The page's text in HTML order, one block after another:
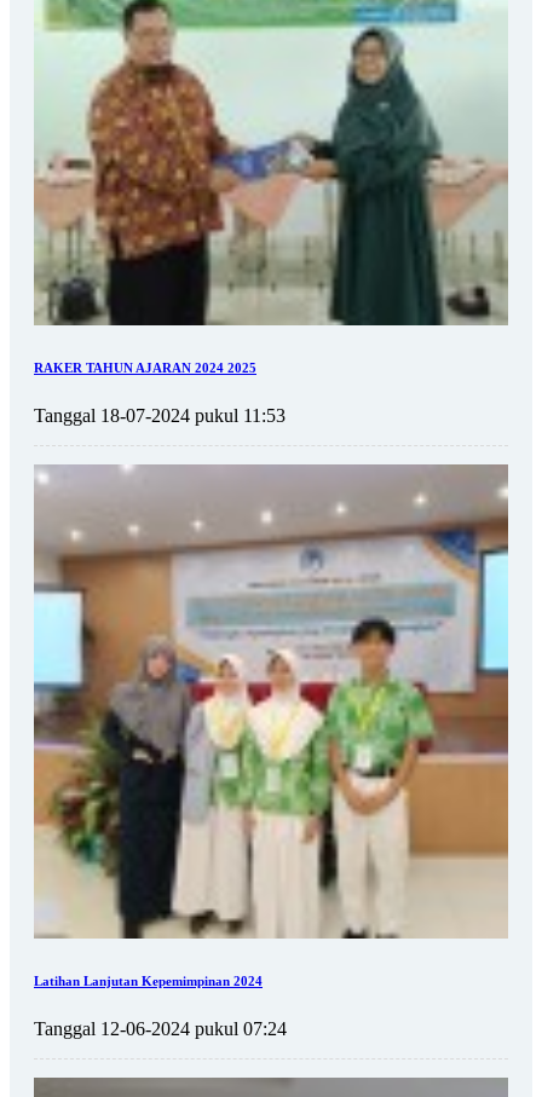
RAKER TAHUN AJARAN 2024 2025
Tanggal 18-07-2024 pukul 11:53
Latihan Lanjutan Kepemimpinan 2024
Tanggal 12-06-2024 pukul 07:24